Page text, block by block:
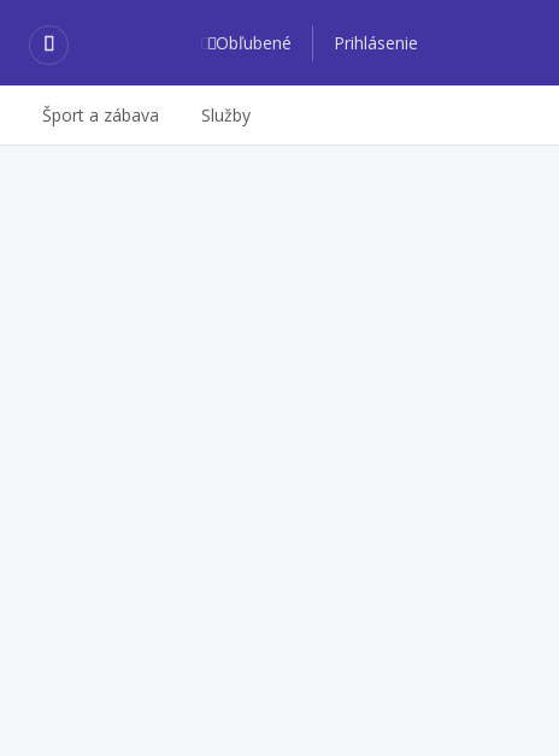
Obľubené Prihlásenie
Šport a zábava Služby